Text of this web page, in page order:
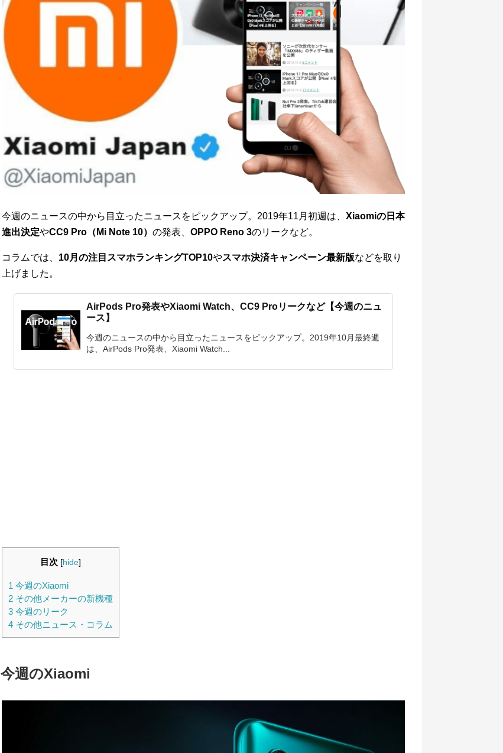
今週のニュースの中から目立ったニュースをピックアップ。2019年11月初週は、 Xiaomiの日本
進出決定やCC9 Pro（Mi Note 10） の発表、 OPPO Reno 3のリークなど。
コラムでは、 10月の注目スマホランキングTOP10やスマホ決済キャンペーン最新版などを取り
上げました。
AirPods Pro発表やXiaomi Watch、CC9 Proリークなど【今週のニュ
ース】
今週のニュースの中から目立ったニュースをピックアップ。2019年10月最終週
は、AirPods Pro発表、Xiaomi Watch...
目次 [hide]
1 今週のXiaomi
2 その他メーカーの新機種
3 今週のリーク
4 その他ニュース・コラム
今週のXiaomi